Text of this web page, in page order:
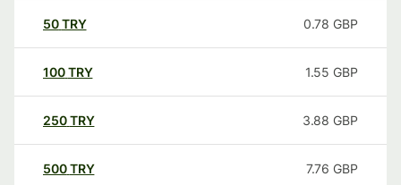
50TRY 0.78 GBP
100TRY 1.55 GBP
250TRY 3.88 GBP
500TRY 7.76 GBP